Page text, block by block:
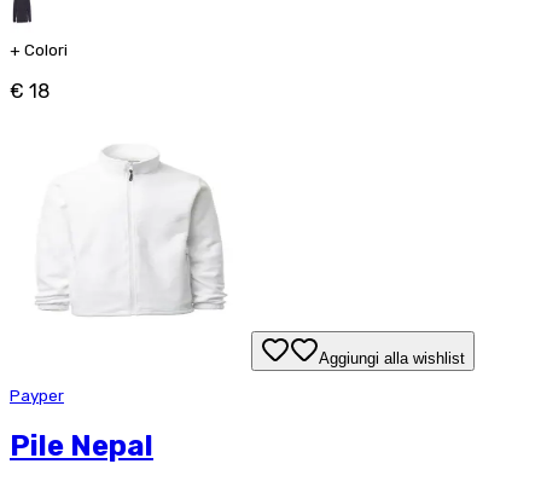
+ Colori
€ 18
Aggiungi alla wishlist
Payper
Pile Nepal